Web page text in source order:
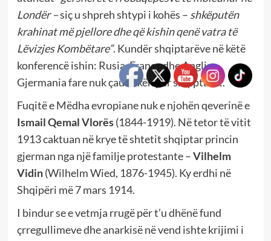
Londër –siç u shpreh shtypi i kohës – shkëputën
krahinat më pjellore dhe që kishin qenë vatra të
Lëvizjes Kombëtare”. Kundër shqiptarëve në këtë
konferencë ishin: Rusia, Franca dhe Anglia.
Gjermania fare nuk çau kokën për shqiptarët.
Fuqitë e Mëdha evropiane nuk e njohën qeverinë e
Ismail Qemal Vlorës(1844-1919). Në tetor të vitit
1913 caktuan në krye të shtetit shqiptar princin
gjerman nga një familje protestante –Vilhelm
Vidin(Wilhelm Wied, 1876-1945). Ky erdhi në
Shqipëri më 7 mars 1914.
I bindur se e vetmja rrugë për t’u dhënë fund
çrregullimeve dhe anarkisë në vend ishte krijimi i